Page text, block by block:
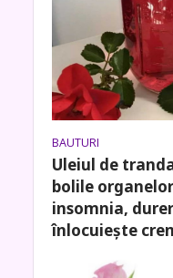
BAUTURI
Uleiul de
bolile
insomnia,
înlocuiește